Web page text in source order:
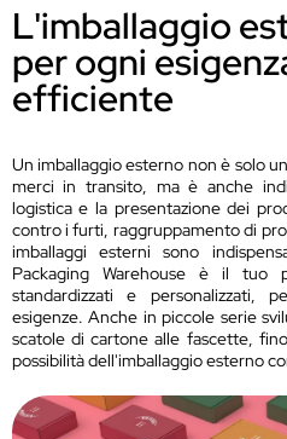
L'imballaggio
per ogni
efficiente
Un imballaggio esterno non è solo
merci in transito, ma è anche
logistica e la presentazione dei
contro i furti, raggruppamento di
imballaggi esterni sono
Packaging Warehouse è il tuo
standardizzati e personalizzati,
esigenze. Anche in piccole serie
scatole di cartone alle fascette,
possibilità dell'imballaggio esterno